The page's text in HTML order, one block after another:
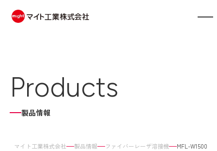
会社案内
事業内容
Products
製品情報
マイト工業株式会社 製品情報 ファイバーレーザ溶接機 MFL-W1500